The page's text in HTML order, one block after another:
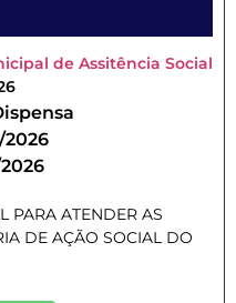
de Assitência Social
2026
PARA ATENDER AS
DE AÇÃO SOCIAL DO